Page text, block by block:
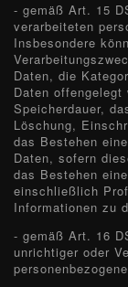
- gemäß Art. 15
verarbeiteten
Insbesondere
Daten, die
Daten offengelegt
Speicherdauer,
Löschung,
das Bestehen
Daten, sofern
das Bestehen
einschließlich
Informationen zu
- gemäß Art. 16
unrichtiger oder